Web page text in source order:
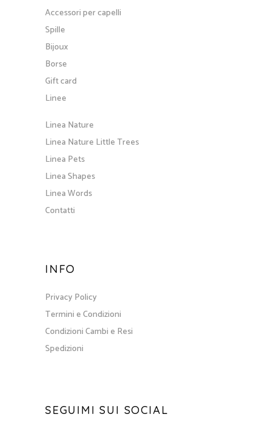
Accessori per capelli
Spille
Bijoux
Borse
Gift card
Linee
Linea Nature
Linea Nature Little Trees
Linea Pets
Linea Shapes
Linea Words
Contatti
INFO
Privacy Policy
Termini e Condizioni
Condizioni Cambi e Resi
Spedizioni
SEGUIMI SUI SOCIAL